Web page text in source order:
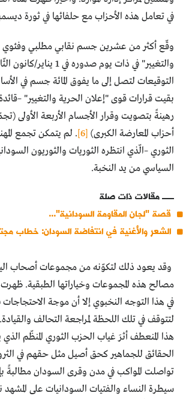
في تعامل هذه الأحزاب مع حلفائها في ثورة ديسمبر/
وقّع أكثر من عشرين جسم نقابي مطلبي وفئوي
التوقيعات لتصل إلى ما يفوق المائة جسم في
بقيت قرارات قوى "إعلان الحرية والتغيير"
رهينةً بتصويت وقرار الأجسام الأربعة الأولى
أحزاب المعارضة الكبرى) [6]
. لم يتمكن تجمع
الثوري –الّذي انتظره الثوريات والثوريون
السياسي من يد النخبة.
مقالات ذات صلة
قصة "لجان المقاومة السودانية"...
الشعر والأغنية في انتفاضة السودان: خطاب
وقد يعود ذلك لتكوّنه من مجموعات أصحاب
مصالح هذه المجموعات وخياراتها الطبقية.
في هذا التوجه النخبوي إلا أن موجة
لتتوقف في تلك اللحظة لمراجعة التحالف
هذا المنعطف أثرَ غياب الحزب الثوري المنظّم
الحقائق للجماهير كحق أصيل مثل حقهم في
تواصلت المواكب في مدن وقرى السودان مطالبةً
سيطرة النساء والفتيات السودانيات على المشهد